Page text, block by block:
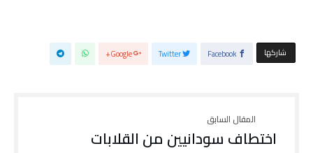
‫‫ شاركها‬ Facebook
Twitter
Google+
اختطاف سودانيين من القلابات